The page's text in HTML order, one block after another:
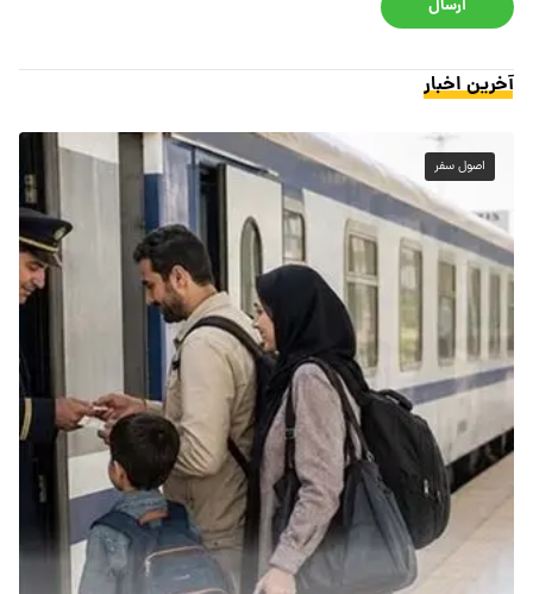
ارسال
آخرین اخبار
اصول سفر